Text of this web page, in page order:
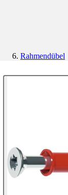
Rahmendübel